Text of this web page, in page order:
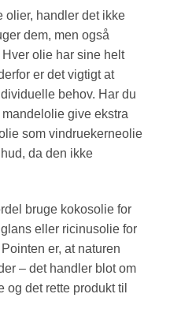
olier, handler det ikke
dem, men også
olie har sine helt
er det vigtigt at
behov. Har du
give ekstra
som vindruekerneolie
da den ikke
bruge kokosolie for
eller ricinusolie for
er, at naturen
– det handler blot om
og det rette produkt til